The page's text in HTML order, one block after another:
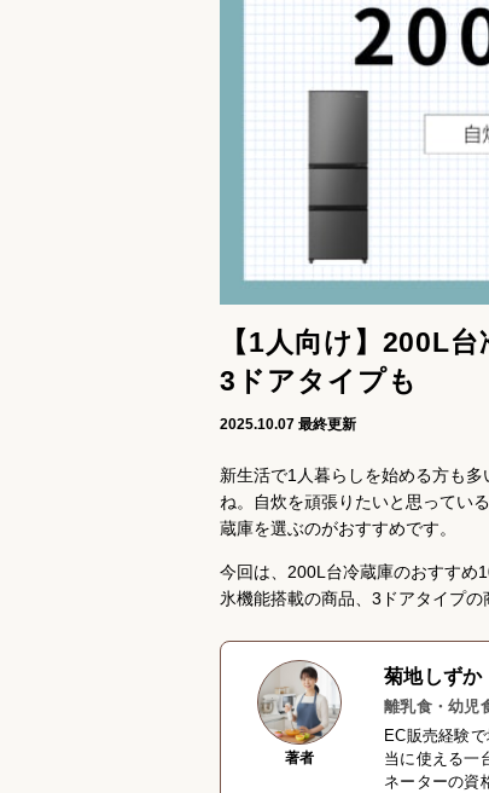
【1人向け】200L
3ドアタイプも
2025.10.07 最終更新
新生活で1人暮らしを始める方も
ね。自炊を頑張りたいと思ってい
蔵庫を選ぶのがおすすめです。
今回は、200L台冷蔵庫のおすすめ
氷機能搭載の商品、3ドアタイプ
著者
菊地しずか
離乳食・幼児
EC販売経験
当に使える一
ネーターの資